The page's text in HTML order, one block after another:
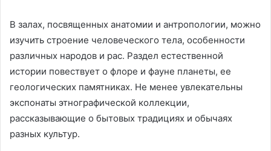
В залах, посвященных анатомии и антропологии, можно
изучить строение человеческого тела, особенности
различных народов и рас. Раздел естественной
истории повествует о флоре и фауне планеты, ее
геологических памятниках. Не менее увлекательны
экспонаты этнографической коллекции,
рассказывающие о бытовых традициях и обычаях
разных культур.